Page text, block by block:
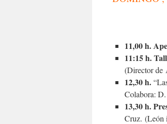
11,00 h.
11:15 h.
(Director de
12,30 h.
Colabora:
13,30 h.
Cruz. (León